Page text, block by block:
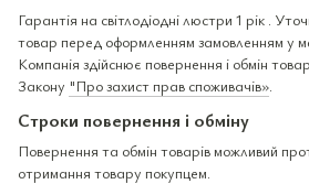
Гарантія на світлодіодні люстри 1 рік .
товар перед оформленням замовленням у
Компанія здійснює повернення і обмін
Закону "Про захист прав споживачів».
Строки повернення і обміну
Повернення та обмін товарів можливий
отримання товару покупцем.